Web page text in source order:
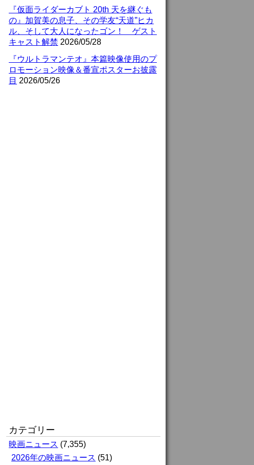
『仮面ライダーカブト 20th 天を継ぐも
の』加賀美の息子、その学友“天道”ヒカ
ル、そして大人になったゴン！ ゲスト
キャスト解禁 2026/05/28
『ウルトラマンテオ』本篇映像使用のプ
ロモーション映像＆番宣ポスターお披露
目 2026/05/26
カテゴリー
映画ニュース (7,355)
2026年の映画ニュース (51)